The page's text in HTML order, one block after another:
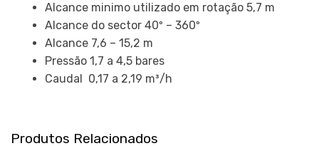
Alcance minimo utilizado em rotação 5,7 m
Alcance do sector 40º – 360º
Alcance 7,6 – 15,2 m
Pressão 1,7 a 4,5 bares
Caudal 0,17 a 2,19 m³/h
Produtos Relacionados